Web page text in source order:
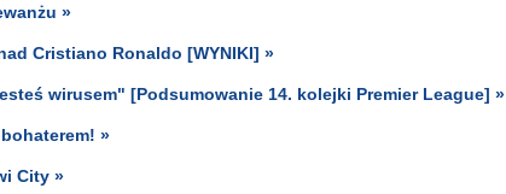
»
Cristiano Ronaldo [WYNIKI] »
wirusem" [Podsumowanie 14. kolejki Premier League] »
»
City »